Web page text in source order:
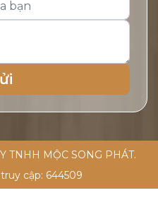
TNHH MỘC SONG PHÁT.
cập: 644509